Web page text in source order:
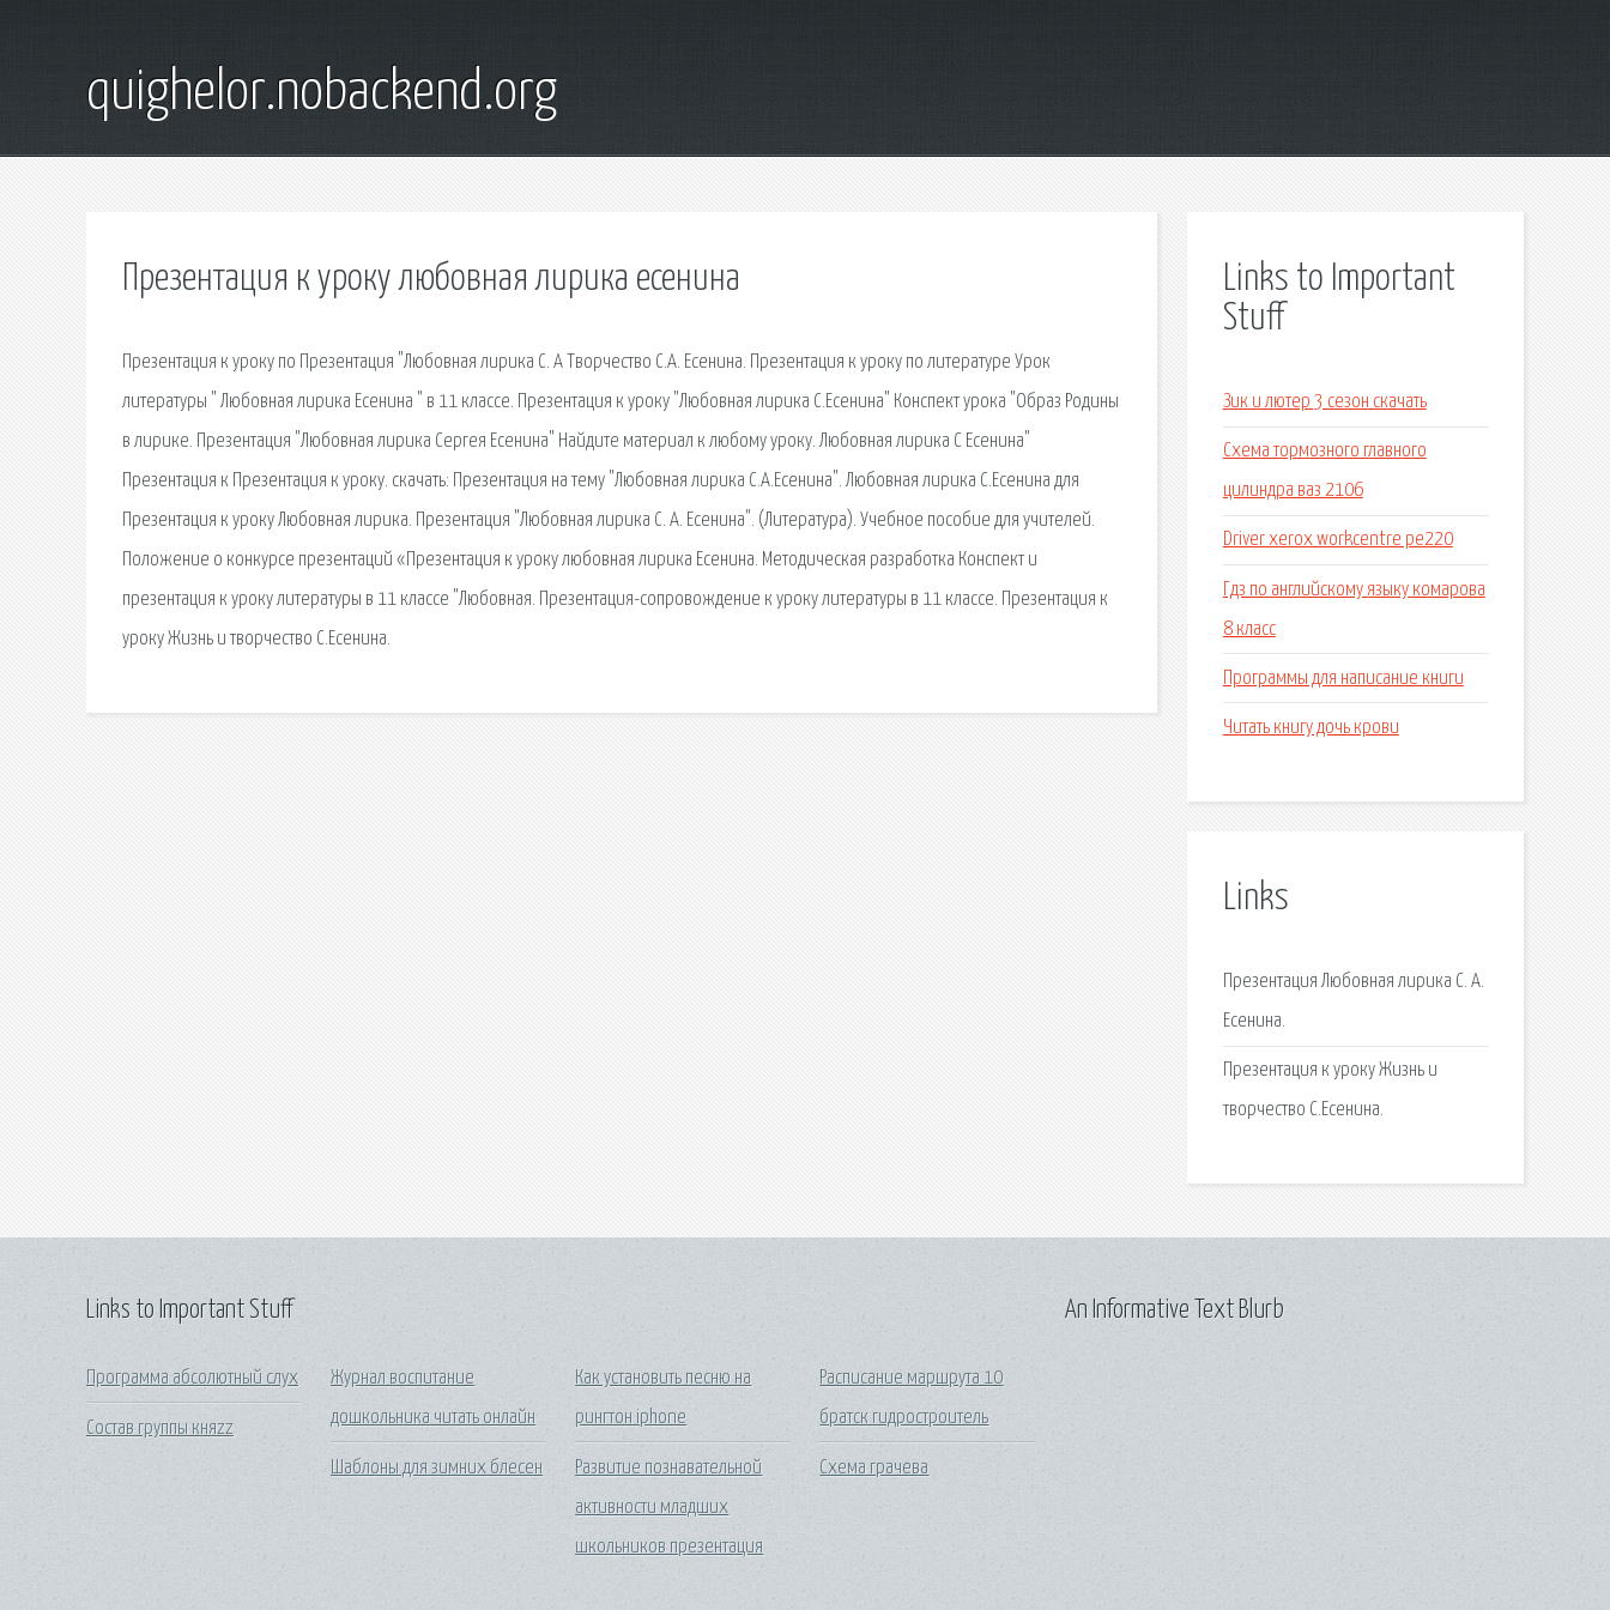
quighelor.nobackend.org
Презентация к уроку любовная лирика есенина
Презентация к уроку по Презентация "Любовная лирика С. А Творчество С.А. Есенина. Презентация к уроку по литературе Урок
литературы " Любовная лирика Есенина " в 11 классе. Презентация к уроку "Любовная лирика С.Есенина" Конспект урока "Образ Родины
в лирике. Презентация "Любовная лирика Сергея Есенина" Найдите материал к любому уроку. Любовная лирика С Есенина"
Презентация к Презентация к уроку. cкачать: Презентация на тему "Любовная лирика С.А.Есенина". Любовная лирика С.Есенина для
Презентация к уроку Любовная лирика. Презентация "Любовная лирика С. А. Есенина". (Литература). Учебное пособие для учителей.
Положение о конкурсе презентаций «Презентация к уроку любовная лирика Есенина. Методическая разработка Конспект и
презентация к уроку литературы в 11 классе "Любовная. Презентация-сопровождение к уроку литературы в 11 классе. Презентация к
уроку Жизнь и творчество С.Есенина.
Links to Important
Stuff
Зик и лютер 3 сезон скачать
Схема тормозного главного
цилиндра ваз 2106
Driver xerox workcentre pe220
Гдз по английскому языку комарова
8 класс
Программы для написание книги
Читать книгу дочь крови
Links
Презентация Любовная лирика С. А.
Есенина.
Презентация к уроку Жизнь и
творчество С.Есенина.
Links to Important Stuff
Программа абсолютный слух
Состав группы княzz
Журнал воспитание
дошкольника читать онлайн
Шаблоны для зимних блесен
Как установить песню на
рингтон iphone
Развитие познавательной
активности младших
школьников презентация
Расписание маршрута 10
братск гидростроитель
Схема грачева
An Informative Text Blurb